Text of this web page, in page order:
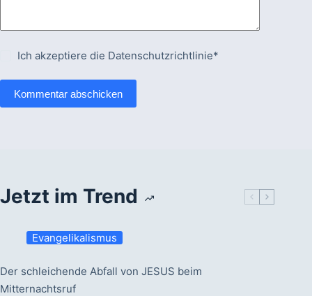
Ich akzeptiere die Datenschutzrichtlinie*
Kommentar abschicken
Jetzt im Trend
Evangelikalismus
Der schleichende Abfall von JESUS beim
Mitternachtsruf